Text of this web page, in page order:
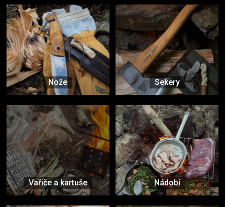
Nože Sekery
Vařiče a kartuše Nádobí